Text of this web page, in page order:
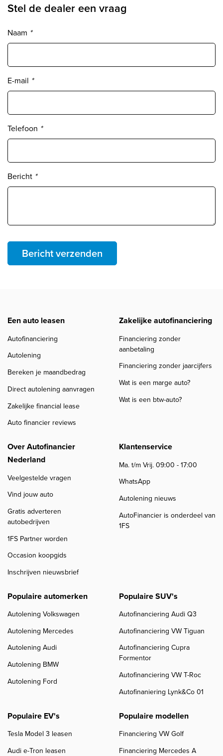
Stel de dealer een vraag
Naam *
E-mail *
Telefoon *
Bericht *
Bericht verzenden
Een auto leasen
Autofinanciering
Autolening
Bereken je maandbedrag
Direct autolening aanvragen
Zakelijke financial lease
Auto financier reviews
Zakelijke autofinanciering
Financiering zonder
aanbetaling
Financiering zonder jaarcijfers
Wat is een marge auto?
Wat is een btw-auto?
Over Autofinancier
Nederland
Veelgestelde vragen
Vind jouw auto
Gratis adverteren
autobedrijven
1FS Partner worden
Occasion koopgids
Inschrijven nieuwsbrief
Klantenservice
Ma. t/m Vrij. 09:00 - 17:00
WhatsApp
Autolening nieuws
AutoFinancier is onderdeel van
1FS
Populaire automerken
Autolening Volkswagen
Autolening Mercedes
Autolening Audi
Autolening BMW
Autolening Ford
Populaire SUV's
Autofinanciering Audi Q3
Autofinanciering VW Tiguan
Autofinanciering Cupra
Formentor
Autofinanciering VW T-Roc
Autofinaniering Lynk&Co 01
Populaire EV's
Tesla Model 3 leasen
Audi e-Tron leasen
Populaire modellen
Financiering VW Golf
Financiering Mercedes A